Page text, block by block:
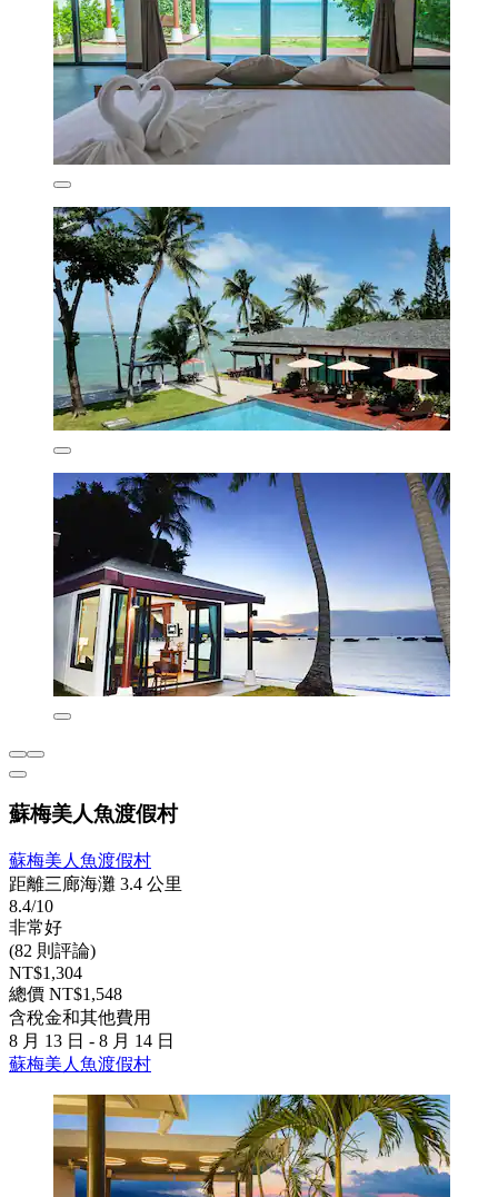
蘇梅美人魚渡假村
蘇梅美人魚渡假村
距離三廊海灘 3.4 公里
8.4/10
非常好
(82 則評論)
NT$1,304
總價 NT$1,548
含稅金和其他費用
8 月 13 日 - 8 月 14 日
蘇梅美人魚渡假村